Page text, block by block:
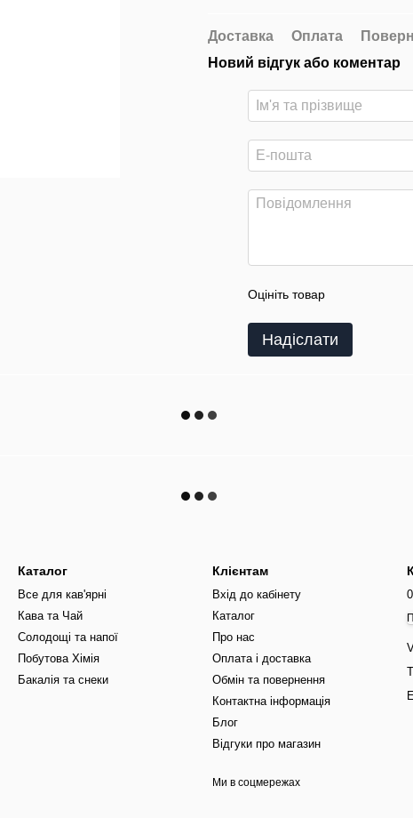
Доставка Оплата
Новий відгук або коментар
Оцініть товар
Надіслати
Каталог
Все для кав'ярні
Кава та Чай
Солодощі та напої
Побутова Хімія
Бакалія та снеки
Клієнтам
Вхід до кабінету
Каталог
Про нас
Оплата і доставка
Обмін та повернення
Контактна інформація
Блог
Відгуки про магазин
Ми в соцмережах